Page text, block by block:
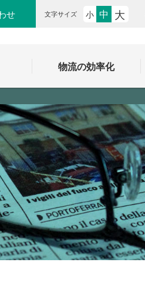
せ 文字サイズ 小 中 大
物流の効率化